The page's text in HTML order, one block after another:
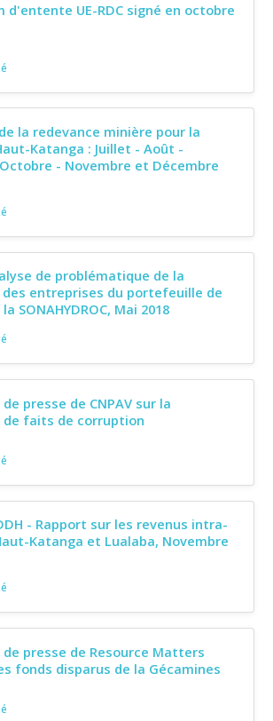
d'entente UE-RDC signé en octobre
la redevance minière pour la
Katanga : Juillet - Août -
- Novembre et Décembre
de problématique de la
des entreprises du portefeuille de
SONAHYDROC, Mai 2018
presse de CNPAV sur la
de faits de corruption
- Rapport sur les revenus intra-
Katanga et Lualaba, Novembre
de presse de Resource Matters
fonds disparus de la Gécamines